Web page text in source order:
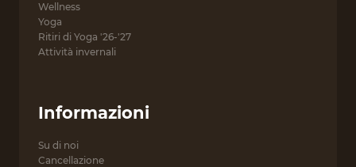
Wellness
Yoga
Ritiri di Yoga '26-'27
Attività invernali
Informazioni
Su di noi
Cancellazione